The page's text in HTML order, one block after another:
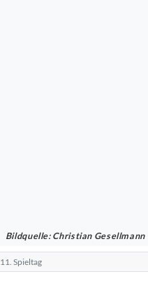
Bildquelle: Christian Gesellmann
11. Spieltag